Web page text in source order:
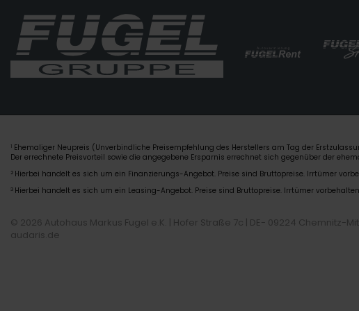
1 Ehemaliger Neupreis (Unverbindliche Preisempfehlung des Herstellers am Tag der
Der errechnete Preisvorteil sowie die angegebene Ersparnis errechnet sich gegenüber der
2 Hierbei handelt es sich um ein Finanzierungs-Angebot. Preise sind Bruttopreise. Irrtümer
3 Hierbei handelt es sich um ein Leasing-Angebot. Preise sind Bruttopreise. Irrtümer
© 2026 Autohaus Markus Fugel e.K. | Hofer Straße 7c | DE- 09224 Chemnitz-
audaris.de